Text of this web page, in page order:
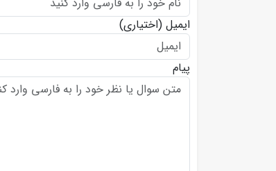
ایمیل (اختیاری)
پیام